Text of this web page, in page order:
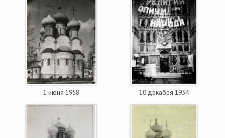
1 июня 1958 10 декабря 1934